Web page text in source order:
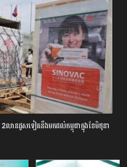
លានដូសទៀតនឹងមកដល់កម្ពុជាក្នុងខែមិថុនា